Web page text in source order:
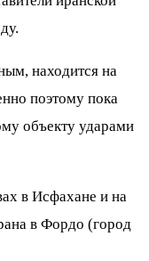
находится на
поэтому пока
объекту ударами
в Исфахане и на
в Фордо (город